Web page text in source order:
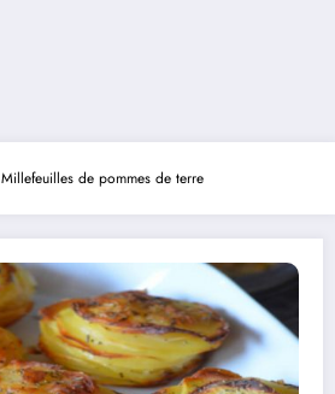
Millefeuilles de pommes de terre